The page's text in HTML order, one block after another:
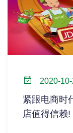
2020-
紧跟电商时
店值得信赖!